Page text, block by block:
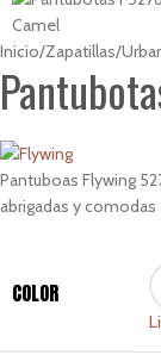
Inicio/Zapatillas/
Pantuboas Flywing
abrigadas y comodas
COLOR